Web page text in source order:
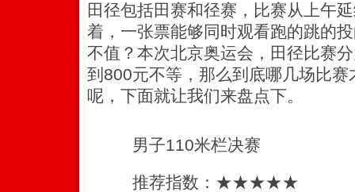
田径包括田赛和径赛，比赛从上午
着，一张票能够同时观看跑的跳的
不值？本次北京奥运会，田径比赛
到800元不等，那么到底哪几场比
呢，下面就让我们来盘点下。
男子110米栏决赛
推荐指数：★★★★★